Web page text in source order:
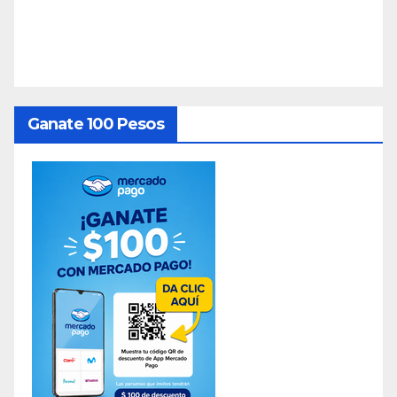
Ganate 100 Pesos